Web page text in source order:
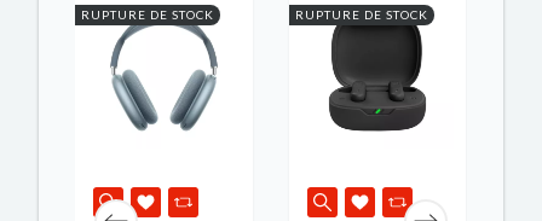
RUPTURE DE STOCK RUPTURE DE STOCK